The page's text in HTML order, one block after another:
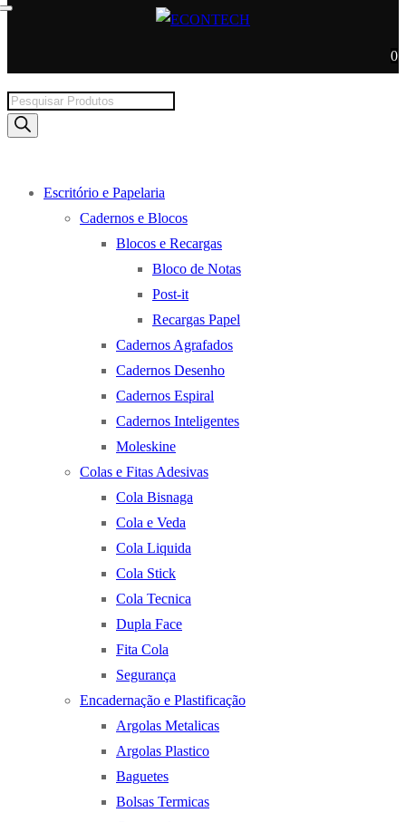
0
Products
search
Escritório e Papelaria
Cadernos e Blocos
Blocos e Recargas
Bloco de Notas
Post-it
Recargas Papel
Cadernos Agrafados
Cadernos Desenho
Cadernos Espiral
Cadernos Inteligentes
Moleskine
Colas e Fitas Adesivas
Cola Bisnaga
Cola e Veda
Cola Liquida
Cola Stick
Cola Tecnica
Dupla Face
Fita Cola
Segurança
Encadernação e Plastificação
Argolas Metalicas
Argolas Plastico
Baguetes
Bolsas Termicas